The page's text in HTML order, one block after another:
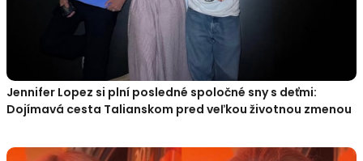
Jennifer Lopez si plní posledné spoločné sny s deťmi:
Dojímavá cesta Talianskom pred veľkou životnou zmenou